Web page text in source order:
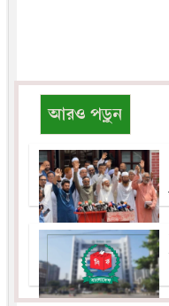
আরও পড়ুন